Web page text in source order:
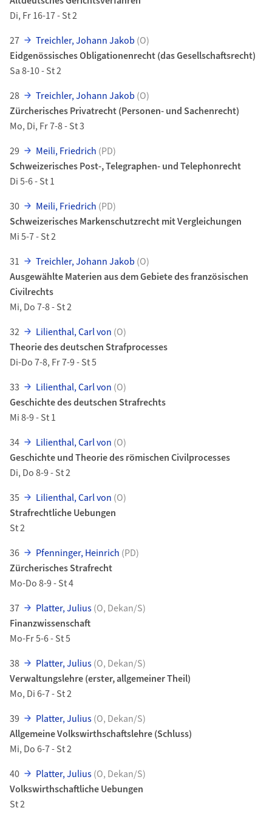
Di, Fr 16-17 - St 2
27
Treichler, Johann Jakob (O)
Eidgenössisches Obligationenrecht (das Gesellschaftsrecht)
Sa 8-10 - St 2
28
Treichler, Johann Jakob (O)
Zürcherisches Privatrecht (Personen- und Sachenrecht)
Mo, Di, Fr 7-8 - St 3
29
Meili, Friedrich (PD)
Schweizerisches Post-, Telegraphen- und Telephonrecht
Di 5-6 - St 1
30
Meili, Friedrich (PD)
Schweizerisches Markenschutzrecht mit Vergleichungen
Mi 5-7 - St 2
31
Treichler, Johann Jakob (O)
Ausgewählte Materien aus dem Gebiete des französischen
Civilrechts
Mi, Do 7-8 - St 2
32
Lilienthal, Carl von (O)
Theorie des deutschen Strafprocesses
Di-Do 7-8, Fr 7-9 - St 5
33
Lilienthal, Carl von (O)
Geschichte des deutschen Strafrechts
Mi 8-9 - St 1
34
Lilienthal, Carl von (O)
Geschichte und Theorie des römischen Civilprocesses
Di, Do 8-9 - St 2
35
Lilienthal, Carl von (O)
Strafrechtliche Uebungen
St 2
36
Pfenninger, Heinrich (PD)
Zürcherisches Strafrecht
Mo-Do 8-9 - St 4
37
Platter, Julius(O, Dekan/S)
Finanzwissenschaft
Mo-Fr 5-6 - St 5
38
Platter, Julius(O, Dekan/S)
Verwaltungslehre (erster, allgemeiner Theil)
Mo, Di 6-7 - St 2
39
Platter, Julius(O, Dekan/S)
Allgemeine Volkswirthschaftslehre (Schluss)
Mi, Do 6-7 - St 2
40
Platter, Julius(O, Dekan/S)
Volkswirthschaftliche Uebungen
St 2